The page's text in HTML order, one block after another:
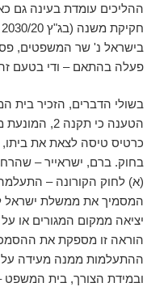
ההליכים עומדת בעינה גם
פעלה בהתאם – ודי בטעם
בשולי הדברים, הזכיר בית
הטענה כי
כרטיס טיסה לצאת את
המסמיך את ממשלת ישראל
יציאה ממקום המגורים או
הוראה זו מספקת את
ההתעלמות ממנה מעידה על
ובמידת הצורך, בית המשפט